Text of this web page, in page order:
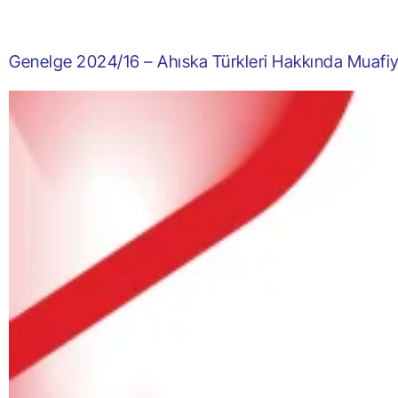
Genelge 2024/16 – Ahıska Türkleri Hakkında